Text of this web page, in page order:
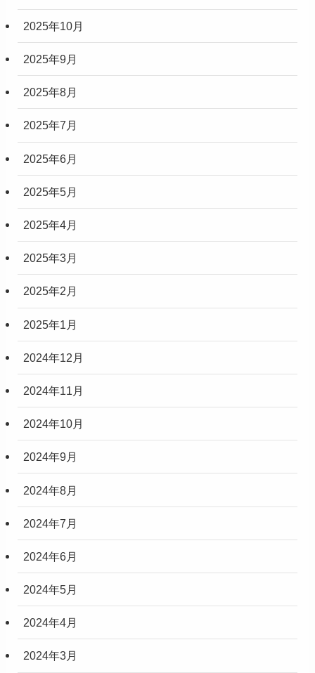
2025年10月
2025年9月
2025年8月
2025年7月
2025年6月
2025年5月
2025年4月
2025年3月
2025年2月
2025年1月
2024年12月
2024年11月
2024年10月
2024年9月
2024年8月
2024年7月
2024年6月
2024年5月
2024年4月
2024年3月